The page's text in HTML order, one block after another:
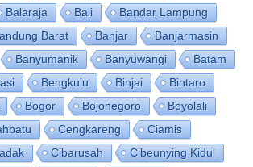
Balaraja Bali
Bandar Lampung
Barat Banjar
Banjarmasin
Banyumanik Banyuwangi
Batam
Bengkulu Binjai
Bintaro
Bogor Bojonegoro
Boyolali
Cengkareng
Ciamis
Cibarusah
Cibeunying Kidul